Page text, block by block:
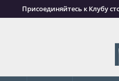
Присоединяйтесь к Клубу